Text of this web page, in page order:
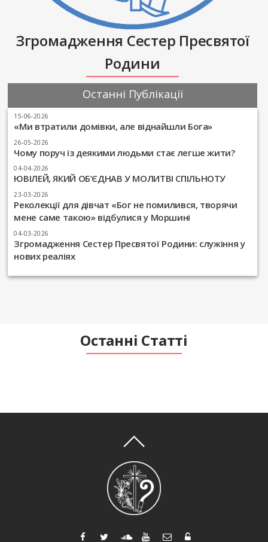
Згромадження Сестер Пресвятої
Родини
Останні Публікації
15-06-2026
«Ми втратили домівки, але віднайшли Бога»
26-05-2026
Чому поруч із деякими людьми стає легше жити?
04-04-2026
ЮВІЛЕЙ, ЯКИЙ ОБ’ЄДНАВ У МОЛИТВІ СПІЛЬНОТУ
23-03-2026
Реколекції для дівчат «Бог не помилився, творячи
мене саме такою» відбулися у Моршині
04-03-2026
Згромадження Сестер Пресвятої Родини: служіння у
нових реаліях
Останні Статті